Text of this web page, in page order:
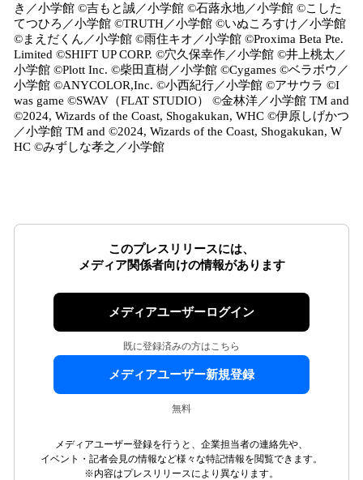
き／小学館 ©吉もと誠／小学館 ©石蕗永地／小学館 ©こした
てつひろ／小学館 ©TRUTH／小学館 ©いぬころすけ／小学館
©まえだくん／小学館 ©雨住キオ／小学館 ©Proxima Beta Pte.
Limited ©SHIFT UP CORP. ©穴久保幸作／小学館 ©井上桃太／
小学館 ©Plott Inc. ©柴田直樹／小学館 ©Cygames ©ベラボウ／
小学館 ©ANYCOLOR,Inc. ©小西紀行／小学館 ©アサウラ ©I
was game ©SWAV（FLAT STUDIO） ©金林洋／小学館 TM and
©2024, Wizards of the Coast, Shogakukan, WHC ©伊原しげかつ
／小学館 TM and ©2024, Wizards of the Coast, Shogakukan, W
HC ©みずしな孝之／小学館
このプレスリリースには、
メディア関係者向けの情報があります
メディアユーザーログイン
既に登録済みの方はこちら
メディアユーザー新規登録
無料
メディアユーザー登録を行うと、企業担当者の連絡先や、
イベント・記者会見の情報など様々な特記情報を閲覧できます。
※内容はプレスリリースにより異なります。